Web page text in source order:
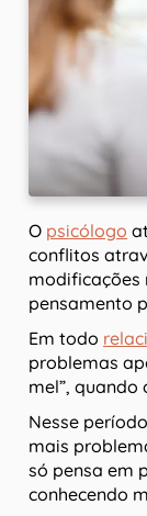
O psicólogo
conflitos
modificações
pensamento
Em todo
problemas
mel”,
Nesse
mais
só pensa em
conhecendo